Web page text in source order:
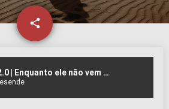
share
email
Êxodo 2.0 | Enquanto ele não vem – Ep.01 | #177